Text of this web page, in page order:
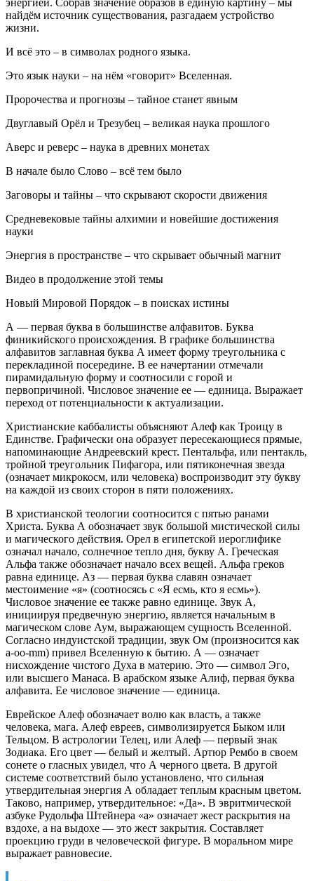
найдём источник существования, разгадаем устройство
жизни.
И всё это – в символах родного языка.
Это язык науки – на нём «говорит» Вселенная.
Пророчества и прогнозы – тайное станет явным
Двуглавый Орёл и Трезубец – великая наука прошлого
Аверс и реверс – наука в древних монетах
В начале было Слово – всё тем было
Заговоры и тайны – что скрывают скорости движения
Средневековые тайны алхимии и новейшие достижения
науки
Энергия в пространстве – что скрывает обычный магнит
Видео в продолжение этой темы
Новый Мировой Порядок – в поисках истины
А — первая буква в большинстве алфавитов. Буква
финикийского происхождения. В графике большинства
алфавитов заглавная буква А имеет форму треугольника с
перекладиной посередине. В ее начертании отмечали
пирамидальную форму и соотносили с горой и
первопричиной. Числовое значение ее — единица. Выражает
переход от потенциальности к актуализации.
Христианские каббалисты объясняют Алеф как Троицу в
Единстве. Графически она образует пересекающиеся прямые,
напоминающие Андреевский крест. Пентальфа, или пентакль,
тройной треугольник Пифагора, или пятиконечная звезда
(означает микрокосм, или человека) воспроизводит эту букву
на каждой из своих сторон в пяти положениях.
В христианской теологии соотносится с пятью ранами
Христа. Буква А обозначает звук большой мистической силы
и магического действия. Орел в египетской иероглифике
означал начало, солнечное тепло дня, букву А. Греческая
Альфа также обозначает начало всех вещей. Альфа греков
равна единице. Аз — первая буква славян означает
местоимение «я» (соотносясь с «Я есмь, кто я есмь»).
Числовое значение ее также равно единице. Звук А,
инициируя предвечную энергию, является начальным в
магическом слове Аум, выражающем сущность Вселенной.
Согласно индуистской традиции, звук Ом (произносится как
а-оо-mm) привел Вселенную к бытию. А — означает
нисхождение чистого Духа в материю. Это — символ Эго,
или высшего Манаса. В арабском языке Алиф, первая буква
алфавита. Ее числовое значение — единица.
Еврейское Алеф обозначает волю как власть, а также
человека, мага. Алеф евреев, символизируется Быком или
Тельцом. В астрологии Телец, или Алеф — первый знак
Зодиака. Его цвет — белый и желтый. Артюр Рембо в своем
сонете о гласных увидел, что А черного цвета. В другой
системе соответствий было установлено, что сильная
утвердительная энергия А обладает теплым красным цветом.
Таково, например, утвердительное: «Да». В эвритмической
азбуке Рудольфа Штейнера «а» означает жест раскрытия на
вздохе, а на выдохе — это жест закрытия. Составляет
проекцию груди в человеческой фигуре. В моральном мире
выражает равновесие.